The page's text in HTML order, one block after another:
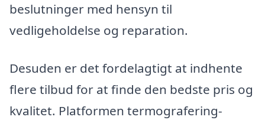
beslutninger med hensyn til
vedligeholdelse og reparation.
Desuden er det fordelagtigt at indhente
flere tilbud for at finde den bedste pris og
kvalitet. Platformen termografering-